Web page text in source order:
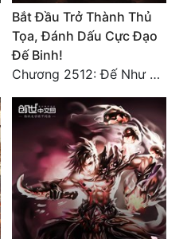
Bắt Đầu Trở Thành Thủ
Tọa, Đánh Dấu Cực Đạo
Đế Binh!
Chương 2512: Đế Như Ngọc thỉnh cầu